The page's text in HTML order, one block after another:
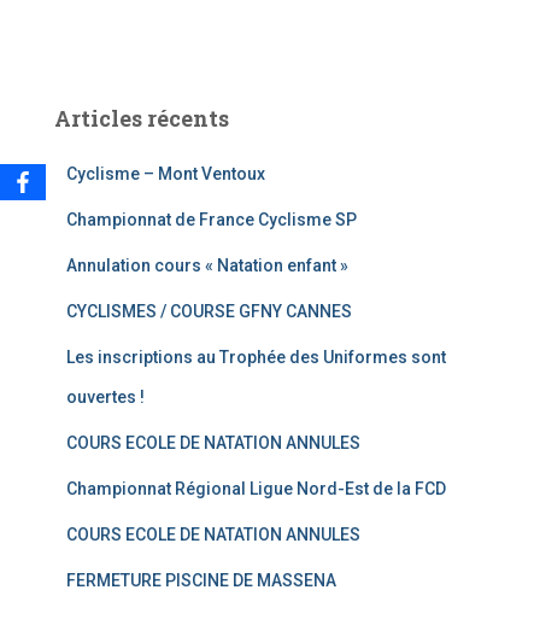
Articles récents
Cyclisme – Mont Ventoux
Championnat de France Cyclisme SP
Annulation cours « Natation enfant »
CYCLISMES / COURSE GFNY CANNES
Les inscriptions au Trophée des Uniformes sont
ouvertes !
COURS ECOLE DE NATATION ANNULES
Championnat Régional Ligue Nord-Est de la FCD
COURS ECOLE DE NATATION ANNULES
FERMETURE PISCINE DE MASSENA